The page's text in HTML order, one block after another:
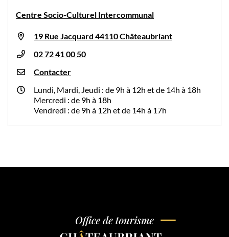
Centre Socio-Culturel Intercommunal
19 Rue Jacquard 44110 Châteaubriant
02 72 41 00 50
Contacter
Lundi, Mardi, Jeudi : de 9h à 12h et de 14h à 18h
Mercredi : de 9h à 18h
Vendredi : de 9h à 12h et de 14h à 17h